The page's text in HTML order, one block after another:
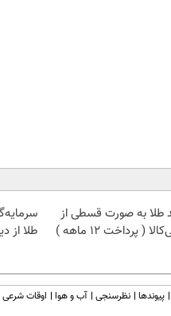
طلا به صورت قسطی از
( پرداخت 12 ماهه )
طلا از
پیوندها نظرسنجی آب و هوا اوقات شرعی